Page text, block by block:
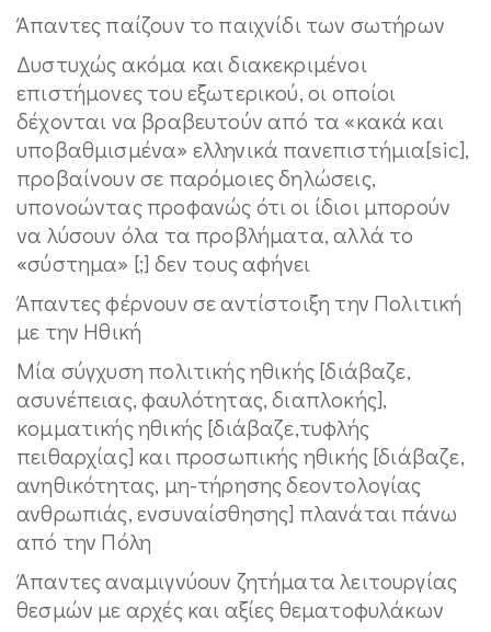
Άπαντες παίζουν το παιχνίδι των σωτήρων
Δυστυχώς ακόμα και διακεκριμένοι
επιστήμονες του εξωτερικού, οι οποίοι
δέχονται να βραβευτούν από τα «κακά και
υποβαθμισμένα» ελληνικά πανεπιστήμια[sic],
προβαίνουν σε παρόμοιες δηλώσεις,
υπονοώντας προφανώς ότι οι ίδιοι μπορούν
να λύσουν όλα τα προβλήματα, αλλά το
«σύστημα» [;] δεν τους αφήνει
Άπαντες φέρνουν σε αντίστοιξη την Πολιτική
με την Ηθική
Μία σύγχυση πολιτικής ηθικής [διάβαζε,
ασυνέπειας, φαυλότητας, διαπλοκής],
κομματικής ηθικής [διάβαζε,τυφλής
πειθαρχίας] και προσωπικής ηθικής [διάβαζε,
ανηθικότητας, μη-τήρησης δεοντολογίας
ανθρωπιάς, ενσυναίσθησης] πλανάται πάνω
από την Πόλη
Άπαντες αναμιγνύουν ζητήματα λειτουργίας
θεσμών με αρχές και αξίες θεματοφυλάκων